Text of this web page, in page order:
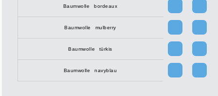
Baumwolle bordeaux
Baumwolle mulberry
Baumwolle türkis
Baumwolle navyblau